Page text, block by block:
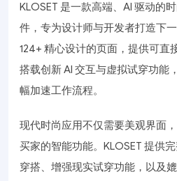
KLOSET 是一款高端、AI 驱动的
件，专为设计师与开发者打造下
124+ 精心设计的页面，提供可直
搭载创新 AI 交互与虚拟试穿功能
幅加速工作流程。
现代时尚应用不仅需要美观界面
买家的智能功能。KLOSET 提供
穿搭、增强现实试穿功能，以及